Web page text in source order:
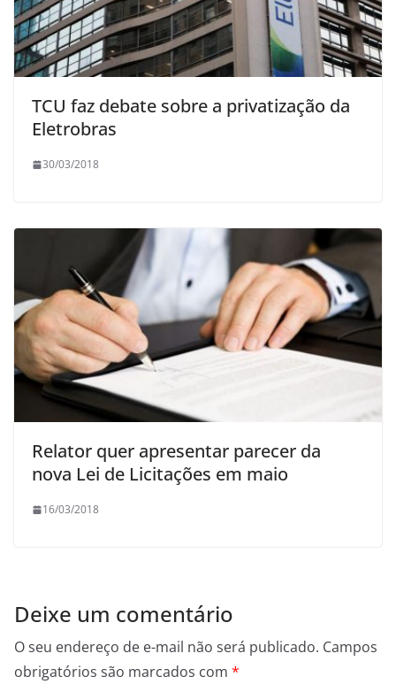
TCU faz debate sobre a privatização da
Eletrobras
30/03/2018
Relator quer apresentar parecer da
nova Lei de Licitações em maio
16/03/2018
Deixe um comentário
O seu endereço de e-mail não será publicado. Campos
obrigatórios são marcados com *